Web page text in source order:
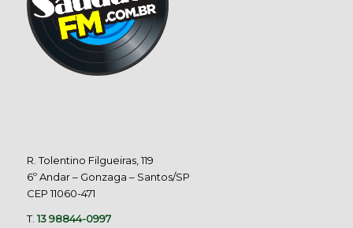
R. Tolentino Filgueiras, 119
6º Andar – Gonzaga – Santos/SP
CEP 11060-471
T.13 98844-0997